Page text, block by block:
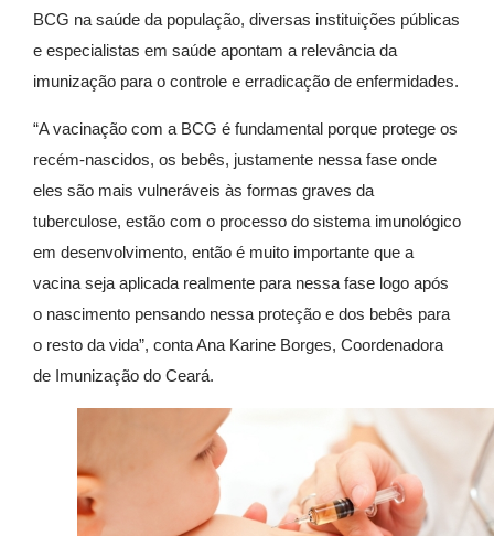
BCG na saúde da população, diversas instituições públicas
e especialistas em saúde apontam a relevância da
imunização para o controle e erradicação de enfermidades.
“A vacinação com a BCG é fundamental porque protege os
recém-nascidos, os bebês, justamente nessa fase onde
eles são mais vulneráveis às formas graves da
tuberculose, estão com o processo do sistema imunológico
em desenvolvimento, então é muito importante que a
vacina seja aplicada realmente para nessa fase logo após
o nascimento pensando nessa proteção e dos bebês para
o resto da vida”, conta Ana Karine Borges, Coordenadora
de Imunização do Ceará.